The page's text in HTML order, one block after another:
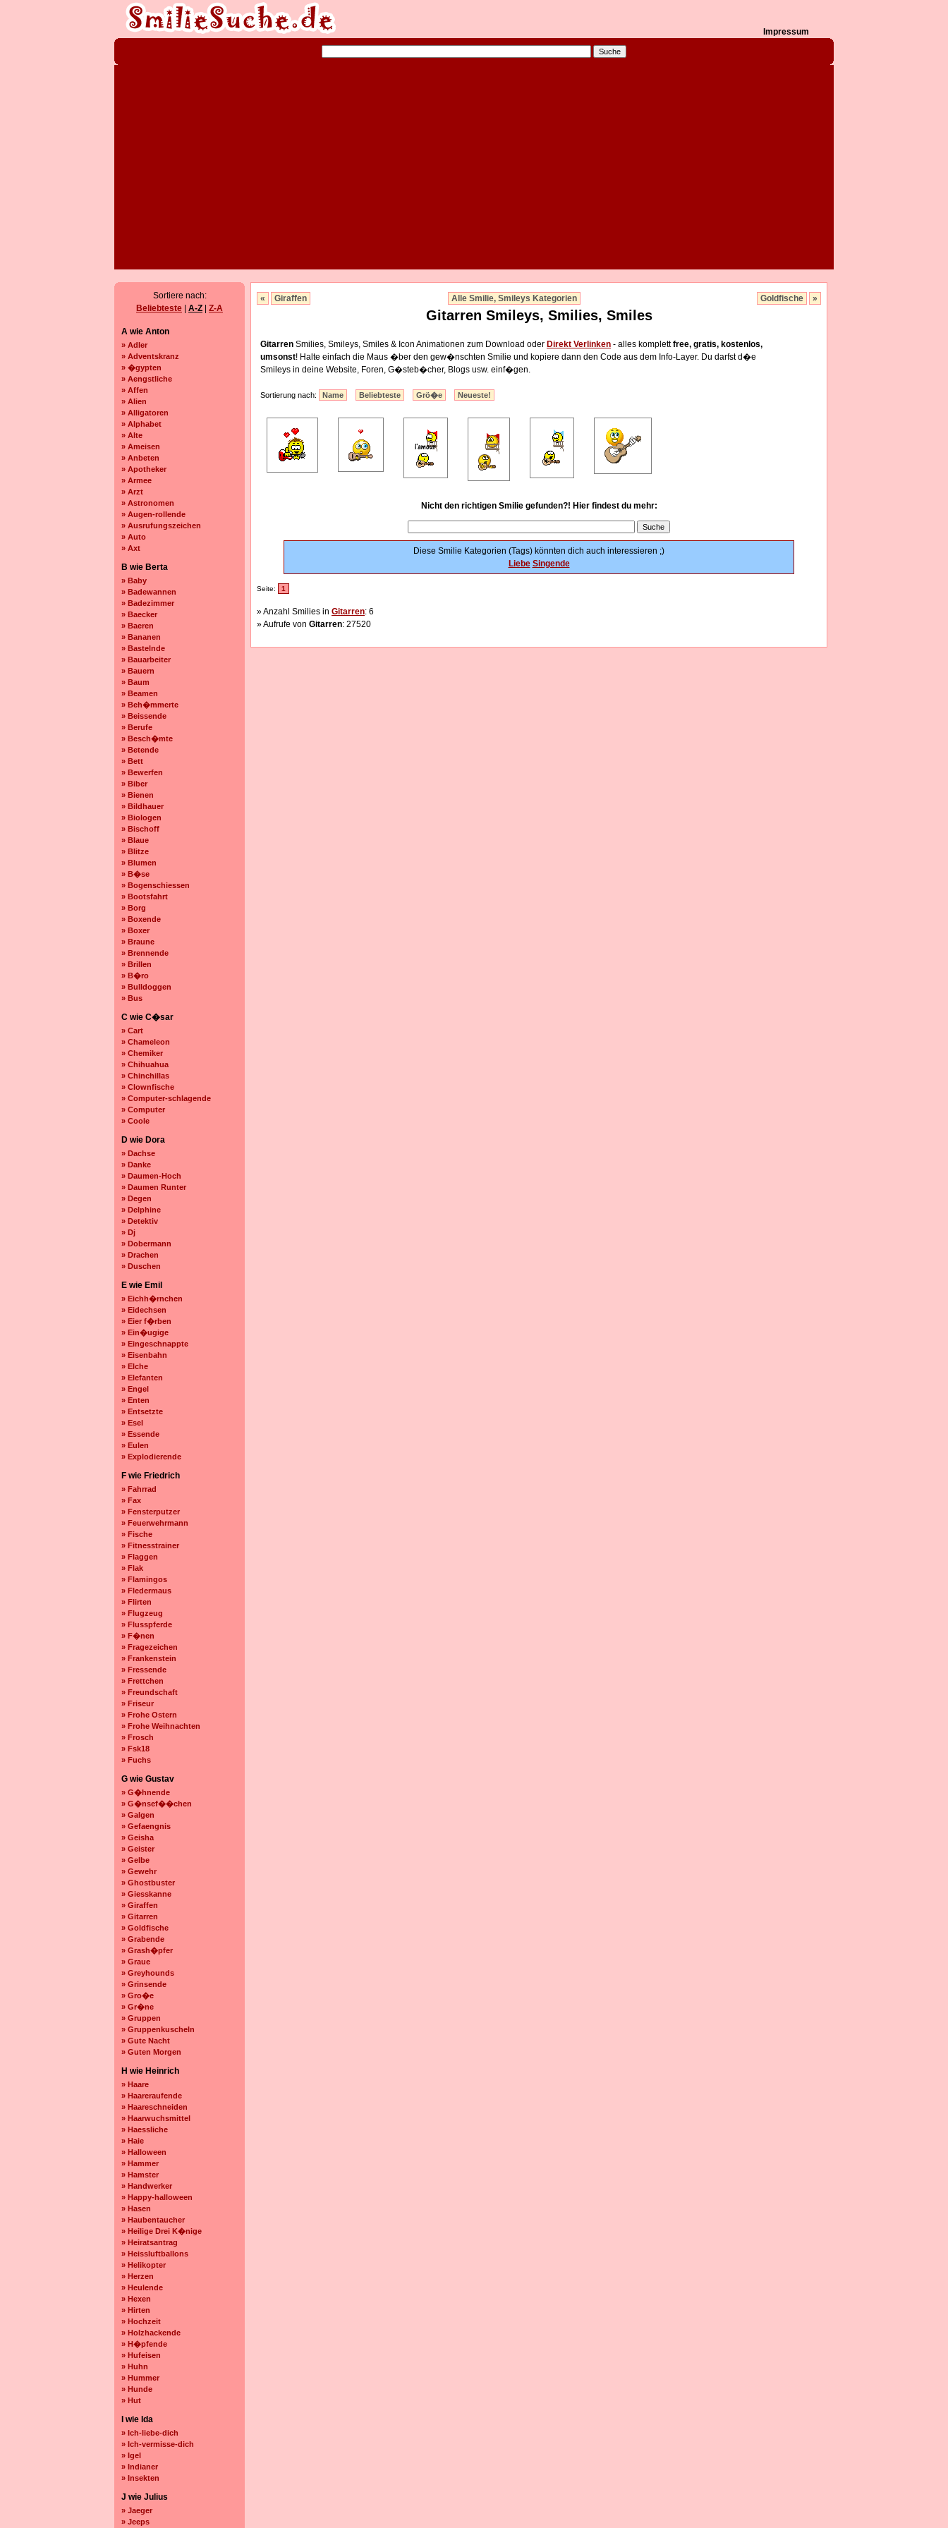
Impressum
Sortiere nach:
Beliebteste
A-Z Z-A
A wie Anton
» Adler
» Adventskranz
» �gypten
» Aengstliche
» Affen
» Alien
» Alligatoren
» Alphabet
» Alte
» Ameisen
» Anbeten
» Apotheker
» Armee
» Arzt
» Astronomen
» Augen-rollende
» Ausrufungszeichen
» Auto
» Axt
B wie Berta
» Baby
» Badewannen
» Badezimmer
» Baecker
» Baeren
» Bananen
» Bastelnde
» Bauarbeiter
» Bauern
» Baum
» Beamen
» Beh�mmerte
» Beissende
» Berufe
» Besch�mte
» Betende
» Bett
» Bewerfen
» Biber
» Bienen
» Bildhauer
» Biologen
» Bischoff
» Blaue
» Blitze
» Blumen
» B�se
» Bogenschiessen
» Bootsfahrt
» Borg
» Boxende
» Boxer
» Braune
» Brennende
» Brillen
» B�ro
» Bulldoggen
» Bus
C wie C�sar
» Cart
» Chameleon
» Chemiker
» Chihuahua
» Chinchillas
» Clownfische
» Computer-schlagende
» Computer
» Coole
D wie Dora
» Dachse
» Danke
» Daumen-Hoch
» Daumen Runter
» Degen
» Delphine
» Detektiv
» Dj
» Dobermann
» Drachen
» Duschen
E wie Emil
» Eichh�rnchen
» Eidechsen
» Eier f�rben
» Ein�ugige
» Eingeschnappte
» Eisenbahn
» Elche
» Elefanten
» Engel
» Enten
» Entsetzte
» Esel
» Essende
» Eulen
» Explodierende
F wie Friedrich
» Fahrrad
» Fax
» Fensterputzer
» Feuerwehrmann
» Fische
» Fitnesstrainer
» Flaggen
» Flak
» Flamingos
» Fledermaus
» Flirten
» Flugzeug
» Flusspferde
» F�nen
» Fragezeichen
» Frankenstein
» Fressende
» Frettchen
» Freundschaft
» Friseur
» Frohe Ostern
» Frohe Weihnachten
» Frosch
» Fsk18
» Fuchs
G wie Gustav
» G�hnende
» G�nsef��chen
» Galgen
» Gefaengnis
» Geisha
» Geister
» Gelbe
» Gewehr
» Ghostbuster
» Giesskanne
» Giraffen
» Gitarren
» Goldfische
» Grabende
» Grash�pfer
» Graue
» Greyhounds
» Grinsende
» Gro�e
» Gr�ne
» Gruppen
» Gruppenkuscheln
» Gute Nacht
» Guten Morgen
H wie Heinrich
» Haare
» Haareraufende
» Haareschneiden
» Haarwuchsmittel
» Haessliche
» Haie
» Halloween
» Hammer
» Hamster
» Handwerker
» Happy-halloween
» Hasen
» Haubentaucher
» Heilige Drei K�nige
» Heiratsantrag
» Heissluftballons
» Helikopter
» Herzen
» Heulende
» Hexen
» Hirten
» Hochzeit
» Holzhackende
» H�pfende
» Hufeisen
» Huhn
» Hummer
» Hunde
» Hut
I wie Ida
» Ich-liebe-dich
» Ich-vermisse-dich
» Igel
» Indianer
» Insekten
J wie Julius
» Jaeger
» Jeeps
« Giraffen Alle Smilie, Smileys Kategorien Goldfische »
Gitarren Smileys, Smilies, Smiles
Gitarren Smilies, Smileys, Smiles & Icon Animationen zum Download oder Direkt Verlinken - alles komplettfree, gratis, kostenlos,
umsonst! Halte einfach die Maus �ber den gew�nschten Smilie und kopiere dann den Code aus dem Info-Layer. Du darfst d�e
Smileys in deine Website, Foren, G�steb�cher, Blogs usw. einf�gen.
Sortierung nach: Name Beliebteste Grö�e Neueste!
Nicht den richtigen Smilie gefunden?! Hier findest du mehr:
Diese Smilie Kategorien (Tags) könnten dich auch interessieren ;)
Liebe Singende
Seite: 1
» Anzahl Smilies in Gitarren: 6
» Aufrufe von Gitarren: 27520